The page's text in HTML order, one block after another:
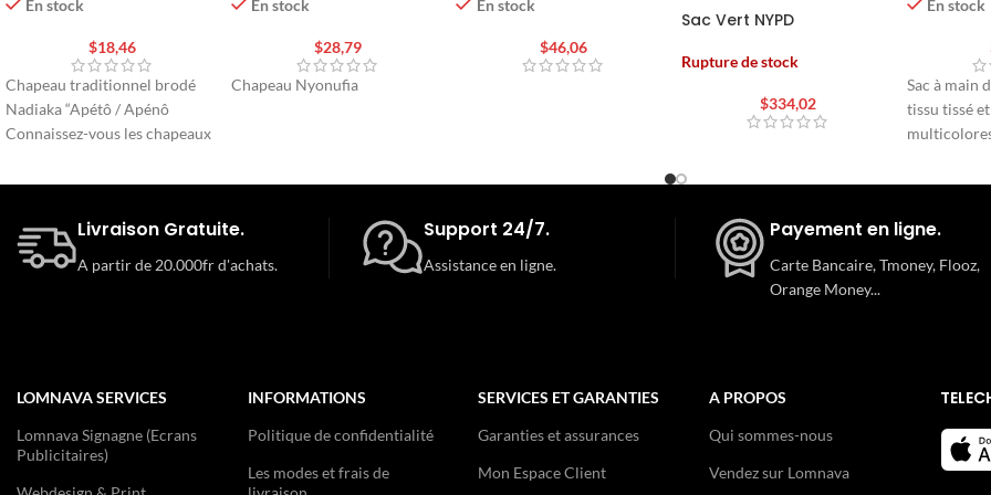
En stock
$18,46
Chapeau traditionnel brodé
Nadiaka “Apétô / Apénô
Connaissez-vous les chapeaux
Karimu, créatrice de mode
En stock
$28,79
Chapeau Nyonufia
En stock
$46,06
Sac Vert NYPD
Rupture de stock
$334,02
En stock
Sac à main
tissu tissé
Livraison Gratuite.
A partir de 20.000fr d'achats.
Support 24/7.
Assistance en ligne.
Payement en ligne.
Carte Bancaire, Tmoney, Flooz,
Orange Money...
LOMNAVA SERVICES
Lomnava Signagne (Ecrans
Publicitaires)
INFORMATIONS
Politique de confidentialité
Les modes et frais de
SERVICES ET GARANTIES
Garanties et assurances
Mon Espace Client
A PROPOS
Qui sommes-nous
Vendez sur Lomnava